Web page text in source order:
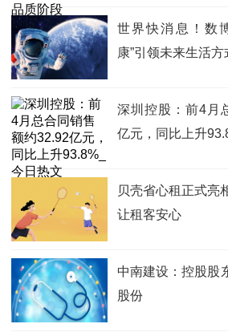
世界快消息！数
康”引领未来生活方
深圳控股：前4月
亿元，同比上升
贝壳省心租正式亮
让租客安心
中南建设：控股股
股份